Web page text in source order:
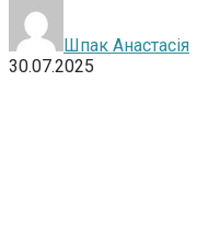
Шпак Анастасія
30.07.2025